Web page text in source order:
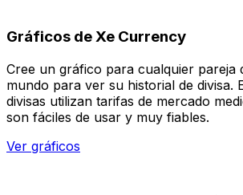
Gráficos de Xe Currency
Cree un gráfico para cualquier pareja
mundo para ver su historial de divisa.
divisas utilizan tarifas de mercado
son fáciles de usar y muy fiables.
Ver gráficos